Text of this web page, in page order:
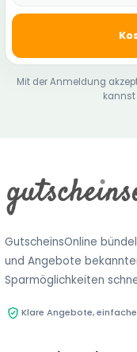
Mit der Anmeldung
GutscheinsOnline
und Angebote
Sparmöglichkeiten
Klare Angebote,